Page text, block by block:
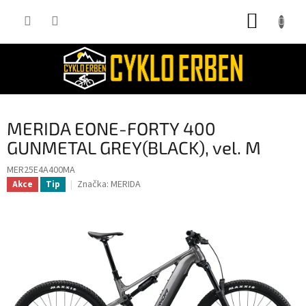
MERIDA EONE-FORTY 400
GUNMETAL GREY(BLACK), vel. M
MER25E4A400MA
Akce Tip Značka: MERIDA